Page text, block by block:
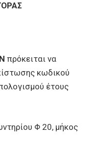
πρόκειται να
κωδικού
έτους
Φ 20, μήκος